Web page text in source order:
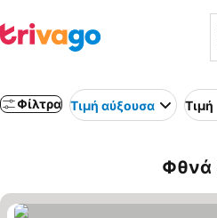
Φίλτρα Τιμή αύξουσα Τιμή
Φθνά